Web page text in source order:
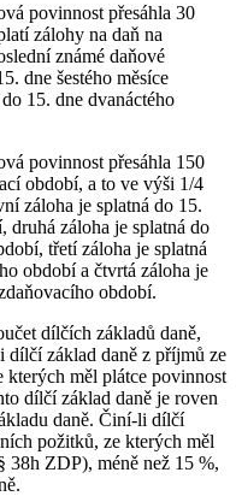
povinnost přesáhla 30
zálohy na daň na
známé daňové
dne šestého měsíce
15. dne dvanáctého
povinnost přesáhla 150
období, a to ve výši 1/4
záloha je splatná do 15.
druhá záloha je splatná do
třetí záloha je splatná
období a čtvrtá záloha je
období.
dílčích základů daně,
dílčí základ daně z příjmů ze
měl plátce povinnost
dílčí základ daně je roven
daně. Činí-li dílčí
požitků, ze kterých měl
38h ZDP), méně než 15 %,